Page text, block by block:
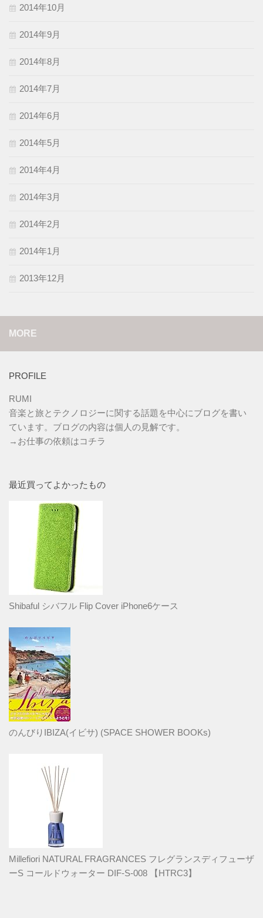
2014年10月
2014年9月
2014年8月
2014年7月
2014年6月
2014年5月
2014年4月
2014年3月
2014年2月
2014年1月
2013年12月
MORE
PROFILE
RUMI
音楽と旅とテクノロジーに関する話題を中心にブログを書い
ています。ブログの内容は個人の見解です。
→ お仕事の依頼はコチラ
最近買ってよかったもの
Shibaful シバフル Flip Cover iPhone6ケース
のんびりIBIZA(イビサ) (SPACE SHOWER BOOKs)
Millefiori NATURAL FRAGRANCES フレグランスディフューザ
ーS コールドウォーター DIF-S-008 【HTRC3】